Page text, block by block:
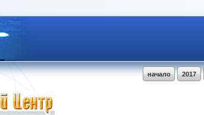
2017
начало